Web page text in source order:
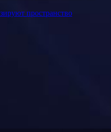
пространство